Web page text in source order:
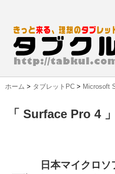
ホーム > タブレットPC > Microsoft
「 Surface Pro 4
日本マイクロ